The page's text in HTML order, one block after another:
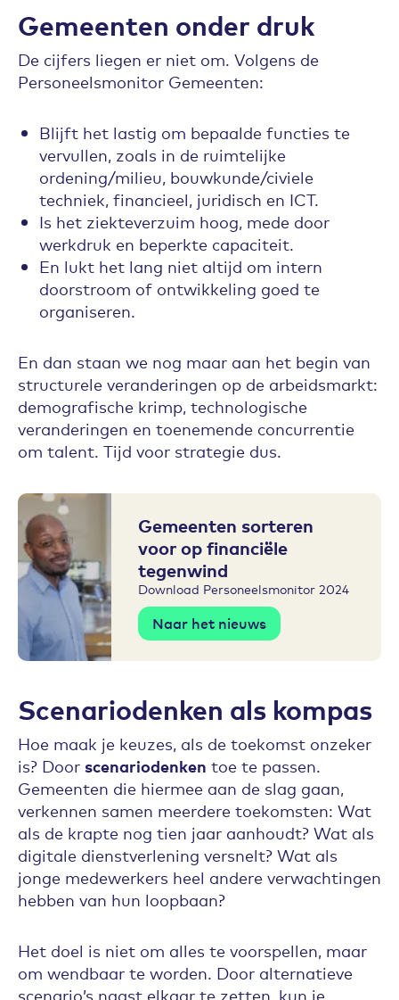
Gemeenten onder druk
De cijfers liegen er niet om. Volgens de
Personeelsmonitor Gemeenten:
Blijft het lastig om bepaalde functies te
vervullen, zoals in de ruimtelijke
ordening/milieu, bouwkunde/civiele
techniek, financieel, juridisch en ICT.
Is het ziekteverzuim hoog, mede door
werkdruk en beperkte capaciteit.
En lukt het lang niet altijd om intern
doorstroom of ontwikkeling goed te
organiseren.
En dan staan we nog maar aan het begin van
structurele veranderingen op de arbeidsmarkt:
demografische krimp, technologische
veranderingen en toenemende concurrentie
om talent. Tijd voor strategie dus.
Gemeenten sorteren
voor op financiële
tegenwind
Download Personeelsmonitor 2024
Naar het nieuws
Scenariodenken als kompas
Hoe maak je keuzes, als de toekomst onzeker
is? Door scenariodenken toe te passen.
Gemeenten die hiermee aan de slag gaan,
verkennen samen meerdere toekomsten: Wat
als de krapte nog tien jaar aanhoudt? Wat als
digitale dienstverlening versnelt? Wat als
jonge medewerkers heel andere verwachtingen
hebben van hun loopbaan?
Het doel is niet om alles te voorspellen, maar
om wendbaar te worden. Door alternatieve
scenario’s naast elkaar te zetten, kun je